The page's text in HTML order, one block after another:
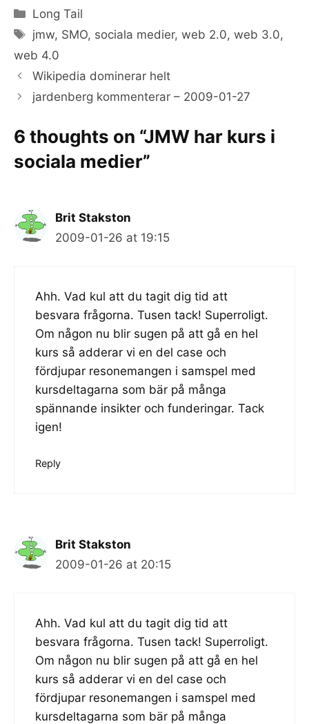
Categories
Long Tail
Tags
jmw, SMO, sociala medier,web 2.0,web 3.0,
web 4.0
Wikipedia dominerar helt
jardenberg kommenterar – 2009-01-27
6 thoughts on “JMW har kurs i
sociala medier”
Brit Stakston
2009-01-26 at 19:15
Ahh. Vad kul att du tagit dig tid att
besvara frågorna. Tusen tack! Superroligt.
Om någon nu blir sugen på att gå en hel
kurs så adderar vi en del case och
fördjupar resonemangen i samspel med
kursdeltagarna som bär på många
spännande insikter och funderingar. Tack
igen!
Reply
Brit Stakston
2009-01-26 at 20:15
Ahh. Vad kul att du tagit dig tid att
besvara frågorna. Tusen tack! Superroligt.
Om någon nu blir sugen på att gå en hel
kurs så adderar vi en del case och
fördjupar resonemangen i samspel med
kursdeltagarna som bär på många